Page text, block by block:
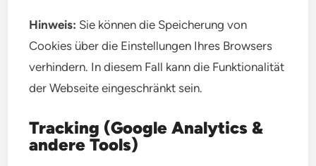
Hinweis: Sie können die Speicherung von
Cookies über die Einstellungen Ihres Browsers
verhindern. In diesem Fall kann die Funktionalität
der Webseite eingeschränkt sein.
Tracking (Google Analytics &
andere Tools)